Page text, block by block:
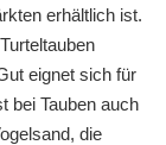
erhältlich ist.
eignet sich für
bei Tauben auch
die